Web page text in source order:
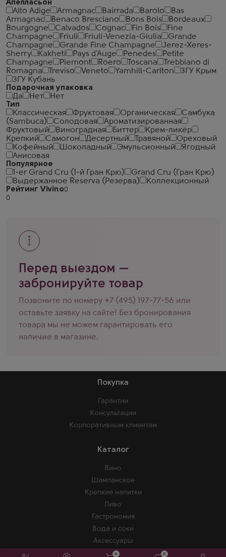
0 0
Апелласьон
Alto Adige
Armagnac Bairrada Barolo
Bas
Armagnac
Benaco Bresciano Bons Bois
Bordeaux
Bourgogne
Calvados Cognac Fin Bois
Fine
Champagne
Friuli Friuli-Venezia-Giulia
Grande
Champagne
Grande Fine Champagne
Jerez-Xeres-
Sherry
Kakheti Pays d'Auge Penedes
Petite
Champagne
Piemont Roero Toscana
Trebbiano di
Romagna
Treviso Veneto Yamhill-Carlton
ЗГУ Крым
ЗГУ Кубань
Подарочная упаковка
Да
Нет
Нет
Тип
Классическая
Фруктовая Органическая
Самбука
(Sambuca)
Солодовая
Ароматизированная
Фруктовый
Виноградная Биттер
Крем-ликёр
Крепкий
Самогон Десертный Травяной
Ореховый
Кофейный
Шоколадный Эмульсионный
Ягодный
Анисовая
Популярное
1-er Grand Cru (1-й Гран Крю)
Grand Cru (Гран Крю)
Выдержанное Reserva (Резерва)
Коллекционный
Рейтинг Vivino
Перед выездом —
забронируйте товар
Позвоните по номеру +7 (495) 197-77-56 или
оставьте заявку на сайте! Без бронирования
товара мы не можем гарантировать его
наличие в магазине.
Покупка
Гарантии
Консультации
Корпоративным клиентам
Каталог
Вино
Шампанское
Крепкие напитки
Пиво
Гастрономия
Вода и соки
Аксессуары